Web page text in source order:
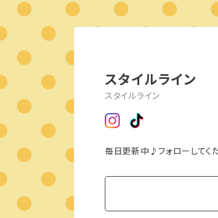
スタイルライン
スタイルライン
毎日更新中♪フォローしてく